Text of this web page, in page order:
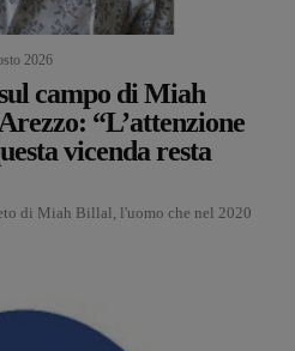
2026
campo di Miah
“L’attenzione
vicenda resta
di Miah Billal, l'uomo che nel 2020